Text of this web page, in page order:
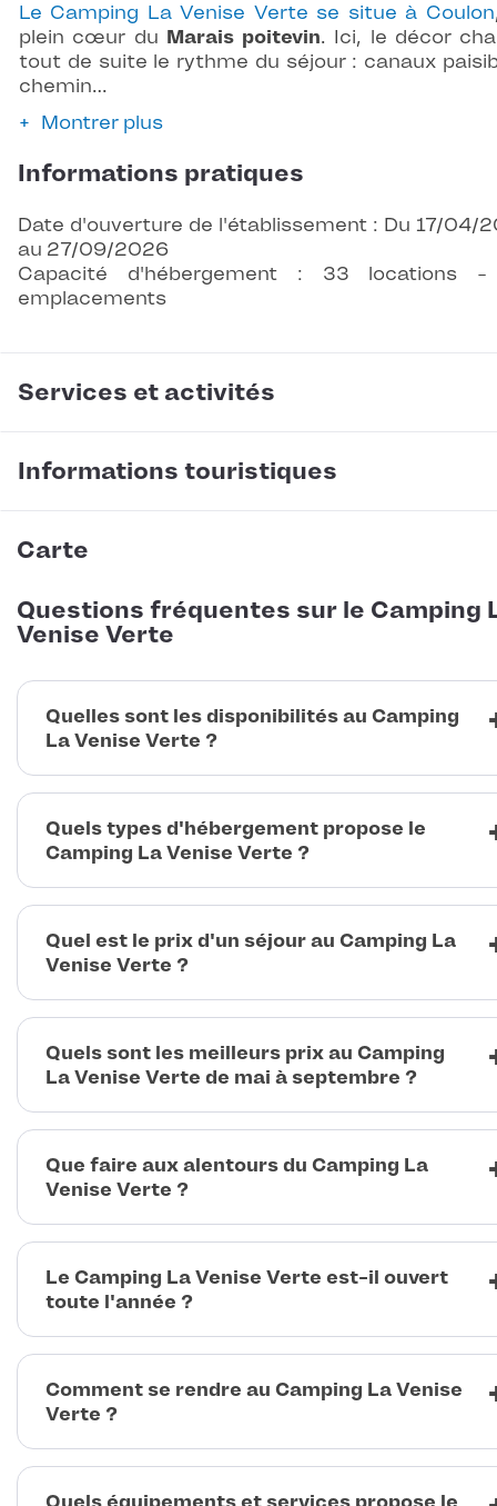
Le Camping La Venise Verte se situe à Coulon
plein cœur du Marais poitevin. Ici, le décor
tout de suite le rythme du séjour : canaux
chemin…
Montrer plus
Informations pratiques
Date d'ouverture de l'établissement : Du 17/04/
au 27/09/2026
Capacité d'hébergement : 33 locations
emplacements
Services et activités
Informations touristiques
Carte
Questions fréquentes sur le Camping
Venise Verte
Quelles sont les disponibilités au Camping
La Venise Verte ?
Quels types d'hébergement propose le
Camping La Venise Verte ?
Quel est le prix d'un séjour au Camping La
Venise Verte ?
Quels sont les meilleurs prix au Camping
La Venise Verte de mai à septembre ?
Que faire aux alentours du Camping La
Venise Verte ?
Le Camping La Venise Verte est-il ouvert
toute l'année ?
Comment se rendre au Camping La Venise
Verte ?